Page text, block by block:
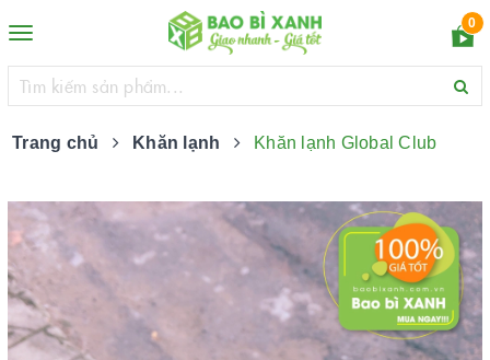
Toggle
navigation
0
Trang chủ Khăn lạnh Khăn lạnh Global Club